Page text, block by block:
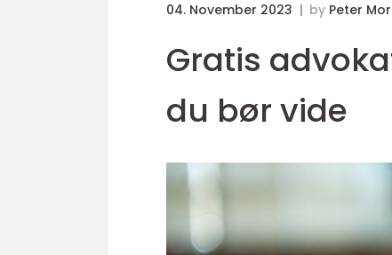
04. November 2023 by Peter
Gratis
du bør vide